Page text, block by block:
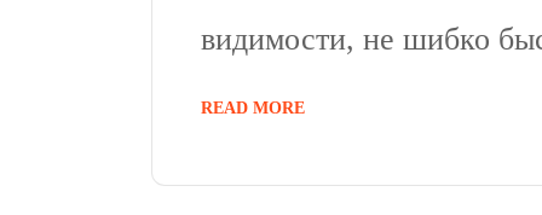
видимости, не шибко
READ MORE